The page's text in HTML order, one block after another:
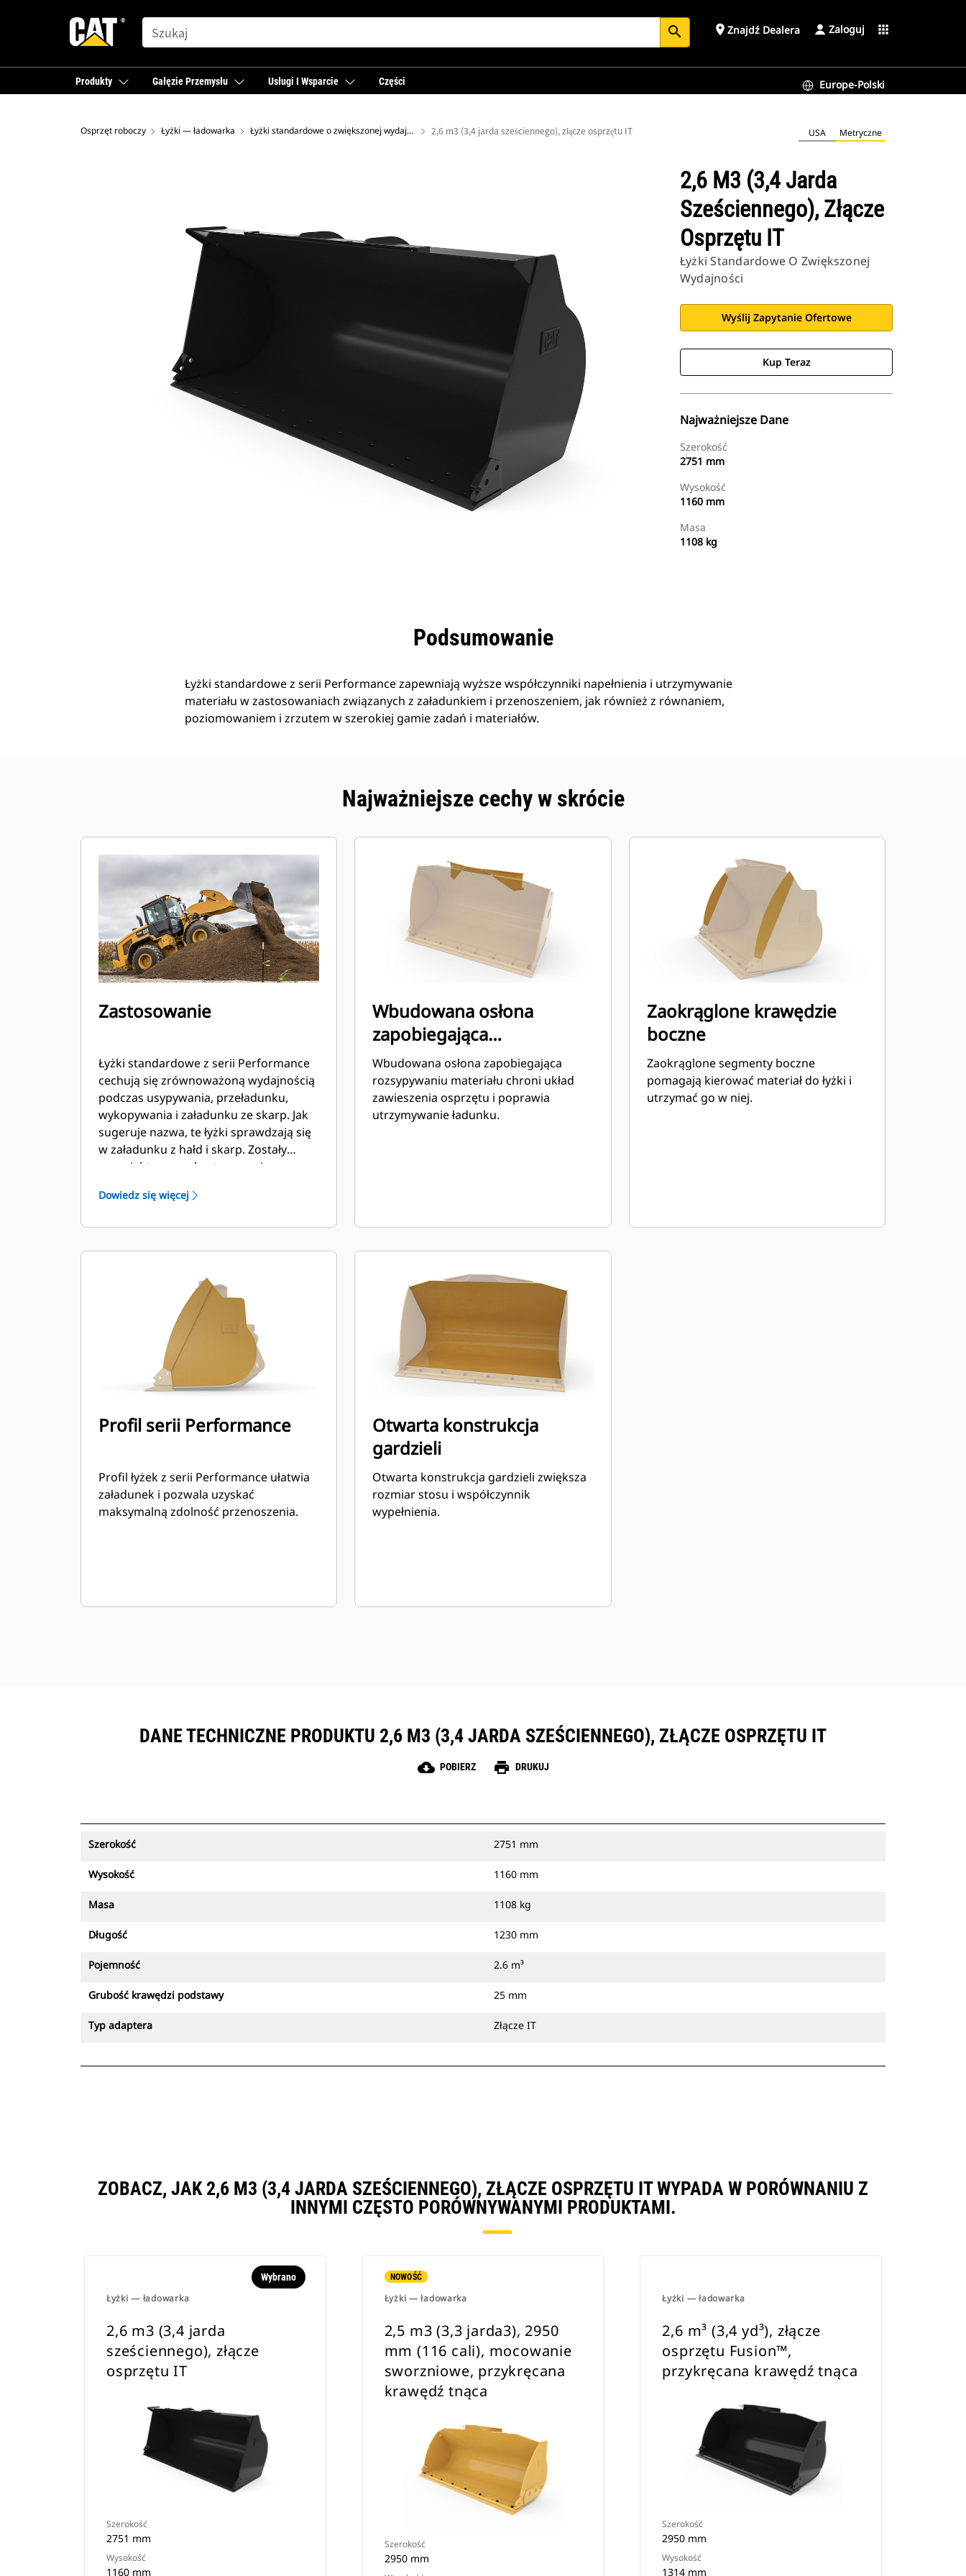
SEARCH search place Znajdź Dealera Zaloguj apps
Produkty Gałęzie Przemysłu Usługi I Wsparcie Części Europe-Polski
Osprzęt roboczy Łyżki — ładowarka Łyżki standardowe o zwiększonej wydajności 2,6 m3 (3,4 jarda sześciennego), złącze osprzętu IT USA Metryczne
2,6 M3 (3,4 Jarda
Sześciennego), Złącze
Osprzętu IT
Łyżki Standardowe O Zwiększonej
Wydajności
Wyślij Zapytanie Ofertowe
Kup Teraz
Najważniejsze Dane
Szerokość
2751 mm
Wysokość
1160 mm
Masa
1108 kg
Podsumowanie
Łyżki standardowe z serii Performance zapewniają wyższe współczynniki napełnienia i utrzymywanie
materiału w zastosowaniach związanych z załadunkiem i przenoszeniem, jak również z równaniem,
poziomowaniem i zrzutem w szerokiej gamie zadań i materiałów.
Najważniejsze cechy w skrócie
Zastosowanie
Łyżki standardowe z serii Performance
cechują się zrównoważoną wydajnością
podczas usypywania, przeładunku,
wykopywania i załadunku ze skarp. Jak
sugeruje nazwa, te łyżki sprawdzają się
w załadunku z hałd i skarp. Zostały
zaprojektowane do stosowania przy
standardowej twardości materiałów.
napełnienia łyżek o zwiększonej
znamionowej pojemności.
Dowiedz się więcej
Wbudowana osłona
zapobiegająca
rozsypywaniu materiału
Wbudowana osłona zapobiegająca
rozsypywaniu materiału chroni układ
zawieszenia osprzętu i poprawia
utrzymywanie ładunku.
Zaokrąglone krawędzie
boczne
Zaokrąglone segmenty boczne
pomagają kierować materiał do łyżki i
utrzymać go w niej.
Profil serii Performance
Profil łyżek z serii Performance ułatwia
załadunek i pozwala uzyskać
maksymalną zdolność przenoszenia.
Otwarta konstrukcja
gardzieli
Otwarta konstrukcja gardzieli zwiększa
rozmiar stosu i współczynnik
wypełnienia.
DANE TECHNICZNE PRODUKTU 2,6 M3 (3,4 JARDA SZEŚCIENNEGO), ZŁĄCZE OSPRZĘTU IT
cloud_download POBIERZ print DRUKUJ
Szerokość 2751 mm
Wysokość 1160 mm
Masa 1108 kg
Długość 1230 mm
Pojemność 2.6 m³
Grubość krawędzi podstawy 25 mm
Typ adaptera Złącze IT
ZOBACZ, JAK 2,6 M3 (3,4 JARDA SZEŚCIENNEGO), ZŁĄCZE OSPRZĘTU IT WYPADA W PORÓWNANIU Z
INNYMI CZĘSTO PORÓWNYWANYMI PRODUKTAMI.
Łyżki — ładowarka
Wybrano
2,6 m3 (3,4 jarda
sześciennego), złącze
osprzętu IT
Szerokość
2751 mm
Wysokość
1160 mm
NOWOŚĆ
Łyżki — ładowarka
2,5 m3 (3,3 jarda3), 2950
mm (116 cali), mocowanie
sworzniowe, przykręcana
krawędź tnąca
Szerokość
2950 mm
Łyżki — ładowarka
2,6 m³ (3,4 yd³), złącze
osprzętu Fusion™,
przykręcana krawędź tnąca
Szerokość
2950 mm
Wysokość
1314 mm